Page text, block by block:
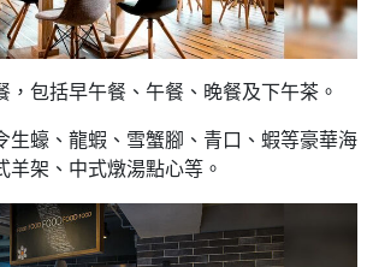
，包括早午餐、午餐、晚餐及下午茶。
生蠔、龍蝦、雪蟹腳、青口、蝦等豪華海
羊架、中式燉湯點心等。